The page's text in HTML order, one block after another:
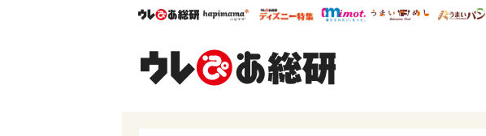
ウレぴあ総研ハピママ* ウレぴあ総研 ディズニー特集
mimot. うまいめし